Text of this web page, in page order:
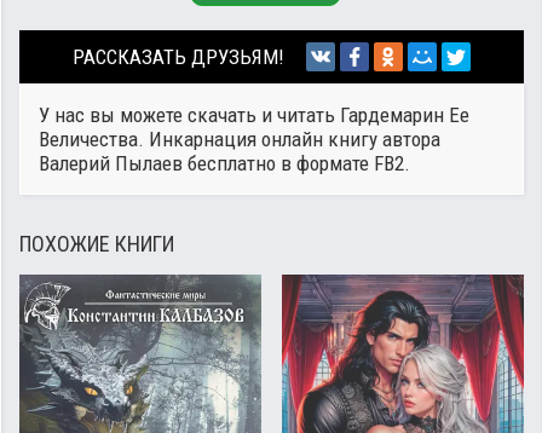
РАССКАЗАТЬ ДРУЗЬЯМ!
У нас вы можете скачать и читать Гардемарин Ее
Величества. Инкарнация онлайн книгу автора
Валерий Пылаев бесплатно в формате FB2.
ПОХОЖИЕ КНИГИ